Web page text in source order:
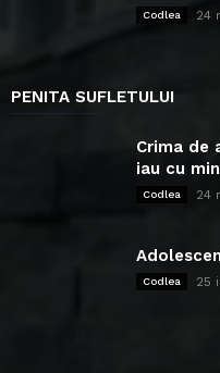
Codlea 24
PENITA SUFLETULUI
Crima de
iau cu
Codlea 24
Codlea 25